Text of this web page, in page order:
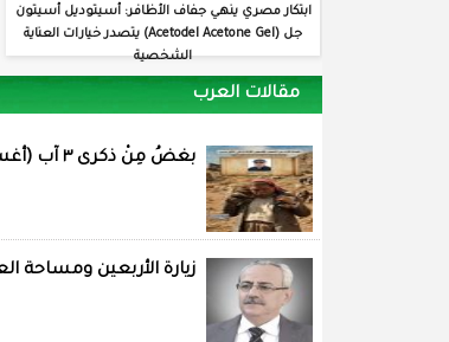
ابتكار مصري ينهي جفاف الأظافر: أسيتوديل أسيتون
جل (Acetodel Acetone Gel) يتصدر خيارات العناية
الشخصية
مقالات العرب
بغضُ مِنْ ذكرى ٣ آب (أغسطس) ٢٠٢٦
زيارة الأربعين ومساحة